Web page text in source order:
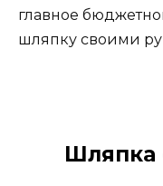
главное
шляпку своими
Шляпка